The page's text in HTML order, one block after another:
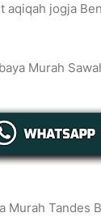
aqiqah jogja
Murah Tandes